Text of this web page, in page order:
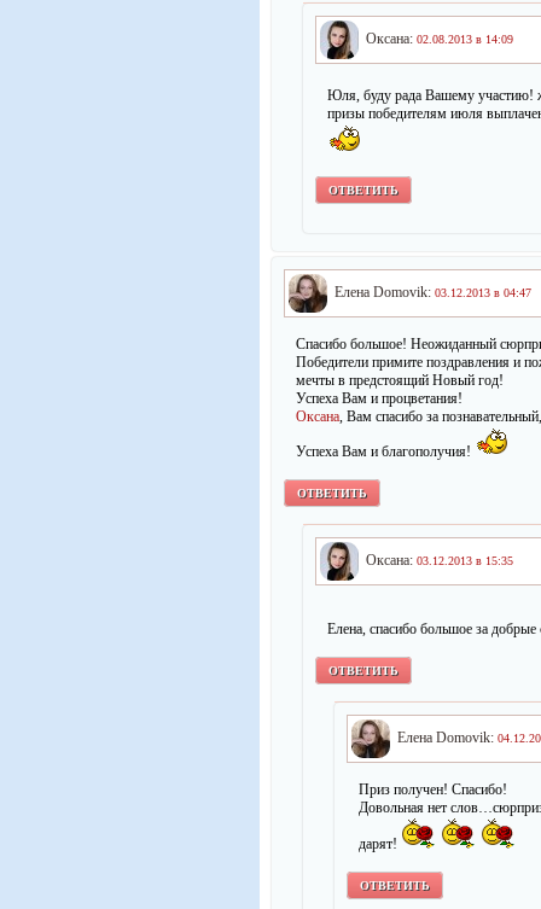
Оксана: 02.08.2013 в 14:09
Юля, буду рада Вашему
призы победителям июля
ОТВЕТИТЬ
Елена Domovik: 03.12.2013 в 04:47
Спасибо большое! Неожиданный
Победители примите поздравления и
мечты в предстоящий Новый год!
Успеха Вам и процветания!
Оксана, Вам спасибо за
Успеха Вам и благополучия!
ОТВЕТИТЬ
Оксана: 03.12.2013 в 15:35
Елена, спасибо большое за
ОТВЕТИТЬ
Елена Domovik:
Приз получен! Спасибо!
Довольная нет
дарят!
ОТВЕТИТЬ